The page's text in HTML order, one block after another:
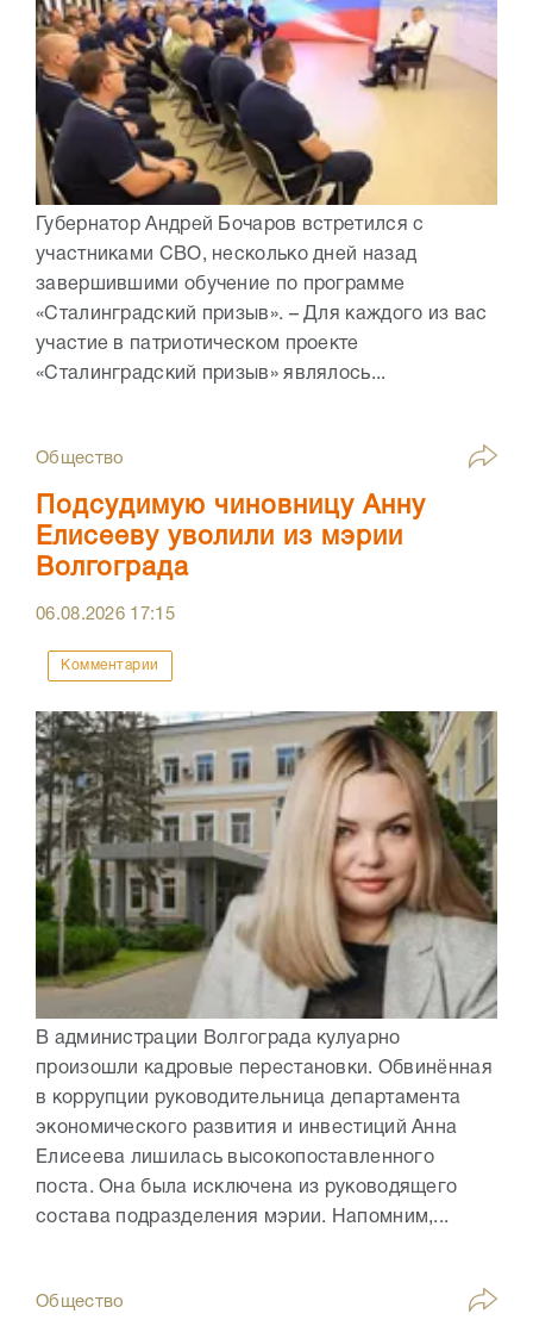
Губернатор Андрей Бочаров встретился с
участниками СВО, несколько дней назад
завершившими обучение по программе
«Сталинградский призыв». – Для каждого из вас
участие в патриотическом проекте
«Сталинградский призыв» являлось...
Общество
Подсудимую чиновницу Анну
Елисееву уволили из мэрии
Волгограда
06.08.2026 17:15
Комментарии
В администрации Волгограда кулуарно
произошли кадровые перестановки. Обвинённая
в коррупции руководительница департамента
экономического развития и инвестиций Анна
Елисеева лишилась высокопоставленного
поста. Она была исключена из руководящего
состава подразделения мэрии. Напомним,...
Общество